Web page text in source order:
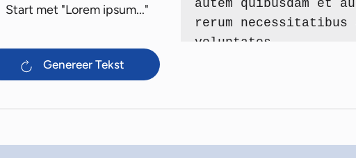
Start met "Lorem ipsum..."
Genereer Tekst